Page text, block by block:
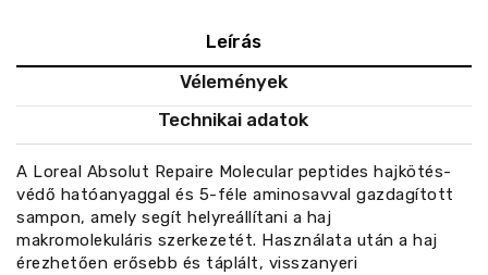
Leírás
Vélemények
Technikai adatok
A Loreal Absolut Repaire Molecular peptides hajkötés-
védő hatóanyaggal és 5-féle aminosavval gazdagított
sampon, amely segít helyreállítani a haj
makromolekuláris szerkezetét. Használata után a haj
érezhetően erősebb és táplált, visszanyeri